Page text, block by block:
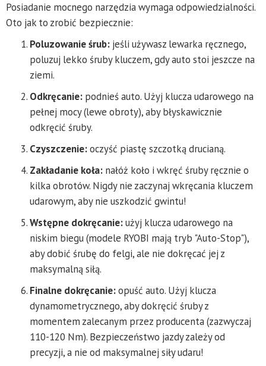
Posiadanie mocnego narzędzia wymaga odpowiedzialności.
Oto jak to zrobić bezpiecznie:
Poluzowanie śrub: jeśli używasz lewarka ręcznego,
poluzuj lekko śruby kluczem, gdy auto stoi jeszcze na
ziemi.
Odkręcanie: podnieś auto. Użyj klucza udarowego na
pełnej mocy (lewe obroty), aby błyskawicznie
odkręcić śruby.
Czyszczenie:oczyść piastę szczotką drucianą.
Zakładanie koła: nałóż koło i wkręć śruby ręcznie o
kilka obrotów. Nigdy nie zaczynaj wkręcania kluczem
udarowym, aby nie uszkodzić gwintu!
Wstępne dokręcanie:użyj klucza udarowego na
niskim biegu (modele RYOBI mają tryb "Auto-Stop"),
aby dobić śrubę do felgi, ale nie dokręcać jej z
maksymalną siłą.
Finalne dokręcanie:opuść auto. Użyj klucza
dynamometrycznego, aby dokręcić śruby z
momentem zalecanym przez producenta (zazwyczaj
110-120 Nm). Bezpieczeństwo jazdy zależy od
precyzji, a nie od maksymalnej siły udaru!